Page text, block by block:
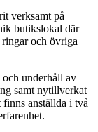
verksamt på
butikslokal där
och övriga
underhåll av
samt nytillverkat
anställda i två